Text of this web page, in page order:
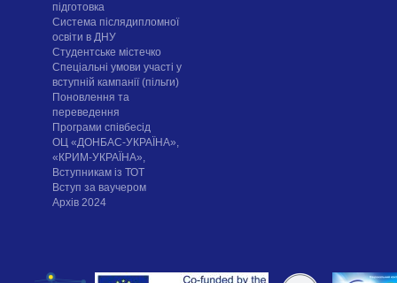
підготовка
Система післядипломної
освіти в ДНУ
Cтудентське містечко
Спеціальні умови участі у
вступній кампанії (пільги)
Поновлення та
переведення
Програми співбесід
ОЦ «ДОНБАС-УКРАЇНА»,
«КРИМ-УКРАЇНА»,
Вступникам із ТОТ
Вступ за ваучером
Архів 2024